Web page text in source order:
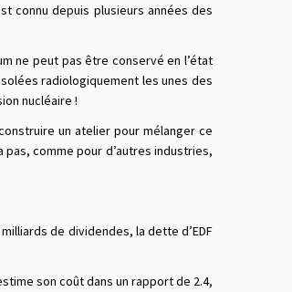
connu depuis plusieurs années des
ne peut pas être conservé en l’état
radiologiquement les unes des
nucléaire !
un atelier pour mélanger ce
pas, comme pour d’autres industries,
de dividendes, la dette d’EDF
son coût dans un rapport de 2.4,